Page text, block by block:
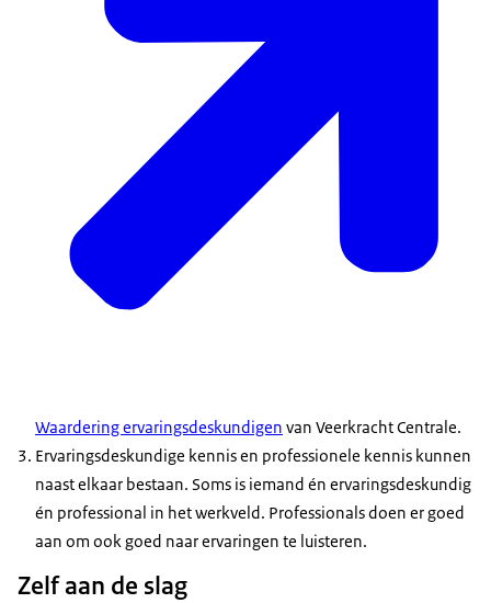
Waardering ervaringsdeskundigen van Veerkracht Centrale.
Ervaringsdeskundige kennis en professionele kennis kunnen
naast elkaar bestaan. Soms is iemand én ervaringsdeskundig
én professional in het werkveld. Professionals doen er goed
aan om ook goed naar ervaringen te luisteren.
Zelf aan de slag